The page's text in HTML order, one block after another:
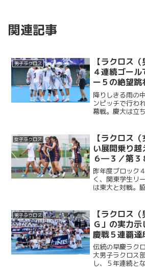
関連記事
男子ラクロス
【ラクロス
４連続ゴール
ー５の絶望跳
第38回関東
グ 第一回戦
降りしきる雨の
ンピッチで行わ
幕戦。慶大は立
ったが、一瞬の
で第１Qを終え
女子ラクロス
【ラクロス
い展開乗り
６―３／第３
スリーグ第
昨年度ブロック
く、関東学生リ
は東大と対戦。
女子）も続き
す。後半には一
男子ラクロス
【ラクロス
Ｇ」の実力
慶戦５連覇達
クロス定期戦
伝統の早慶ラク
大男子ラクロス
し、５年連続と